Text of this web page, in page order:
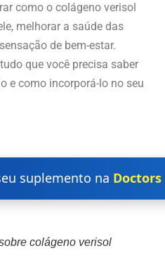
como o colágeno verisol
melhorar a saúde das
de bem-estar.
que você precisa saber
e como incorporá-lo no seu
suplemento na
colágeno verisol